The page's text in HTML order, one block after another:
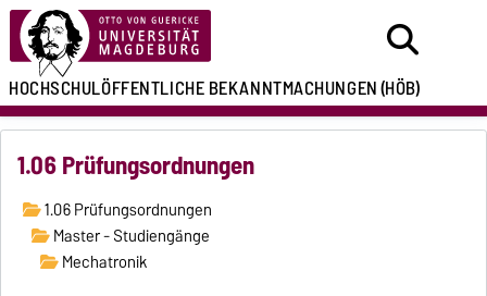
HOCHSCHULÖFFENTLICHEBEKANNTMACHUNGEN(HÖB)
1.06 Prüfungsordnungen
1.06 Prüfungsordnungen
Master - Studiengänge
Mechatronik